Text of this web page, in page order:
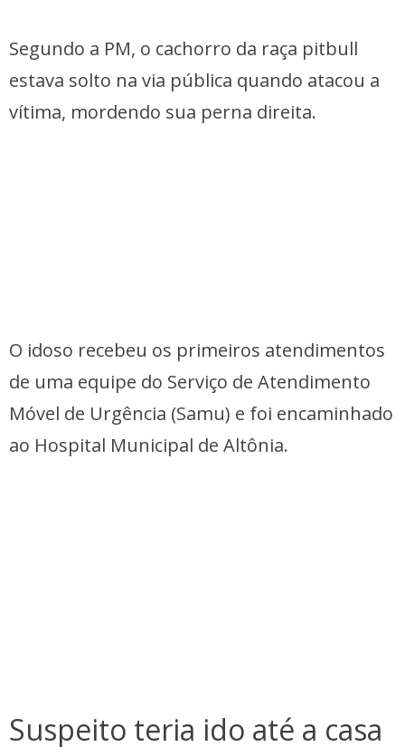
Segundo a PM, o cachorro da raça pitbull
estava solto na via pública quando atacou a
vítima, mordendo sua perna direita.
O idoso recebeu os primeiros atendimentos
de uma equipe do Serviço de Atendimento
Móvel de Urgência (Samu) e foi encaminhado
ao Hospital Municipal de Altônia.
Suspeito teria ido até a casa